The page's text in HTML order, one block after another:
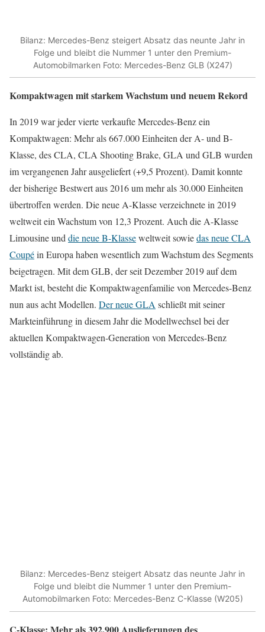
Bilanz: Mercedes-Benz steigert Absatz das neunte Jahr in
Folge und bleibt die Nummer 1 unter den Premium-
Automobilmarken Foto: Mercedes-Benz GLB (X247)
Kompaktwagen mit starkem Wachstum und neuem Rekord
In 2019 war jeder vierte verkaufte Mercedes-Benz ein
Kompaktwagen: Mehr als 667.000 Einheiten der A- und B-
Klasse, des CLA, CLA Shooting Brake, GLA und GLB wurden
im vergangenen Jahr ausgeliefert (+9,5 Prozent). Damit konnte
der bisherige Bestwert aus 2016 um mehr als 30.000 Einheiten
übertroffen werden. Die neue A-Klasse verzeichnete in 2019
weltweit ein Wachstum von 12,3 Prozent. Auch die A-Klasse
Limousine und die neue B-Klasseweltweit sowiedas neue CLA
Coupéin Europa haben wesentlich zum Wachstum des Segments
beigetragen. Mit dem GLB, der seit Dezember 2019 auf dem
Markt ist, besteht die Kompaktwagenfamilie von Mercedes-Benz
nun aus acht Modellen. Der neue GLA schließt mit seiner
Markteinführung in diesem Jahr die Modellwechsel bei der
aktuellen Kompaktwagen-Generation von Mercedes-Benz
vollständig ab.
Bilanz: Mercedes-Benz steigert Absatz das neunte Jahr in
Folge und bleibt die Nummer 1 unter den Premium-
Automobilmarken Foto: Mercedes-Benz C-Klasse (W205)
C-Klasse: Mehr als 392.900 Auslieferungen des